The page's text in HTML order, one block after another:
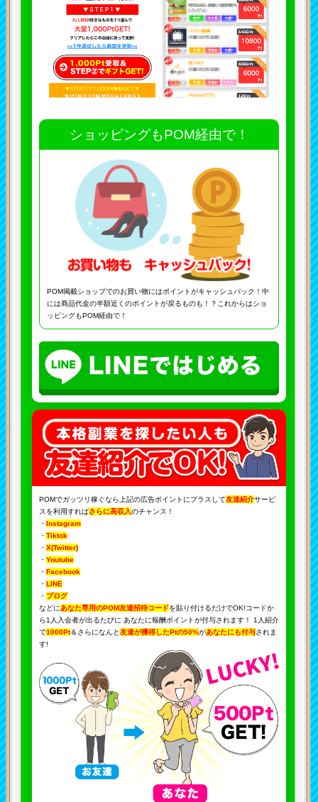
ショッピングもPOM経由で！
POM掲載ショップでのお買い物にはポイントがキャッシュバック！中
には商品代金の半額近くのポイントが戻るものも！？これからはショ
ッピングもPOM経由で！
POMでガッツリ稼ぐなら上記の広告ポイントにプラスして友達紹介サービ
スを利用すればさらに高収入のチャンス！
・ Instagram
・ Tiktok
・ X(Twitter)
・ Youtube
・ Facebook
・ LINE
・ ブログ
などにあなた専用のPOM友達招待コードを貼り付けるだけでOK!コードか
ら1人入会者が出るたびに あなたに報酬ポイントが付与されます！ 1人紹介
で1000Pt＆さらになんと友達が獲得したPtの50%があなたにも付与されま
す!